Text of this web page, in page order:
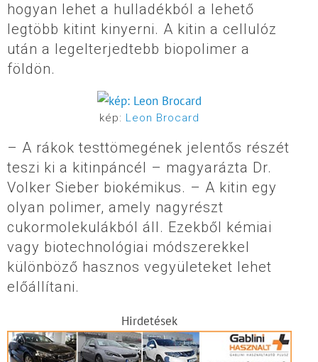
hogyan lehet a hulladékból a lehető
legtöbb kitint kinyerni. A kitin a cellulóz
után a legelterjedtebb biopolimer a
földön.
kép: Leon Brocard
– A rákok testtömegének jelentős részét
teszi ki a kitinpáncél – magyarázta Dr.
Volker Sieber biokémikus. – A kitin egy
olyan polimer, amely nagyrészt
cukormolekulákból áll. Ezekből kémiai
vagy biotechnológiai módszerekkel
különböző hasznos vegyületeket lehet
előállítani.
Hirdetések